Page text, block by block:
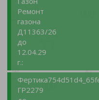
Ремонт
газона
Д11363/26
до
12.04.29
г.:
Фертика
ГР2279